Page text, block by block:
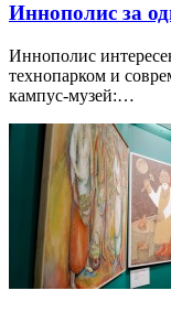
Иннополис за
Иннополис
технопарком и
кампус-музей:…